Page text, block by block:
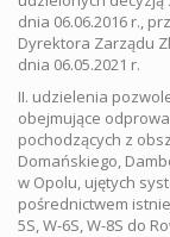
dnia 06.06.2016 r.,
Dyrektora Zarządu
dnia 06.05.2021 r.
II. udzielenia
obejmujące
pochodzących z
Domańskiego,
w Opolu, ujętych
pośrednictwem
5S, W-6S, W-8S do